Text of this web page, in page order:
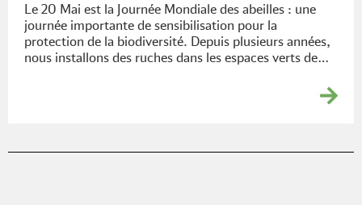
Le 20 Mai est la Journée Mondiale des abeilles : une
journée importante de sensibilisation pour la
protection de la biodiversité. Depuis plusieurs années,
nous installons des ruches dans les espaces verts de…